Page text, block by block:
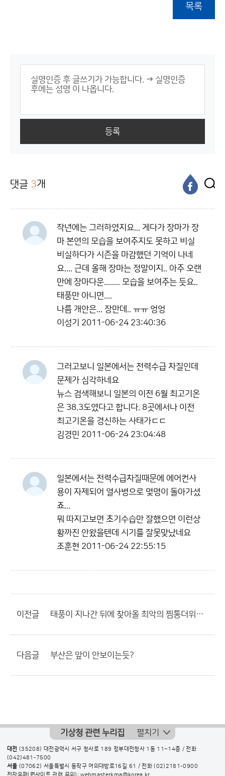
목록
등록
댓글 3개
작년에는 그러하였지요... 게다가 장마가 장
마 본연의 모습을 보여주지도 못하고 비실
비실하다가 시즌을 마감했던 기억이 나네
요.... 근데 올해 장마는 정말이지.. 아주 오랜
만에 장마다운........ 모습을 보여주는 듯요..
태풍만 아니면....
나름 개안은... 장만데.. ㅠㅠ 엉엉
이성기 2011-06-24 23:40:36
그러고보니 일본에서는 전력수급 차질인데
문제가 심각하네요
뉴스 검색해보니 일본의 이전 6월 최고기온
은 38.3도였다고 합니다. 8곳에서나 이전
최고기온을 경신하는 사태가ㄷㄷ
김경민 2011-06-24 23:04:48
일본에서는 전력수급차질때문에 에어컨사
용이 자제되어 열사병으로 몇명이 돌아가셨
죠...
뭐 따지고보면 초기수습만 잘했으면 이런상
황까진 안왔을텐데 시기를 잘못맞났네요
조훈현 2011-06-24 22:55:15
이전글 태풍이 지나간 뒤에 찾아올 최악의 찜통더위가 겁나네요.
다음글 부산은 앞이 안보이는듯?
기상청 관련 누리집 펼치기
대전 (35208) 대전광역시 서구 청사로 189 정부대전청사 1동 11~14층 / 전화
(042)481-7500
서울 (07062) 서울특별시 동작구 여의대방로16길 61 / 전화(02)2181-0900